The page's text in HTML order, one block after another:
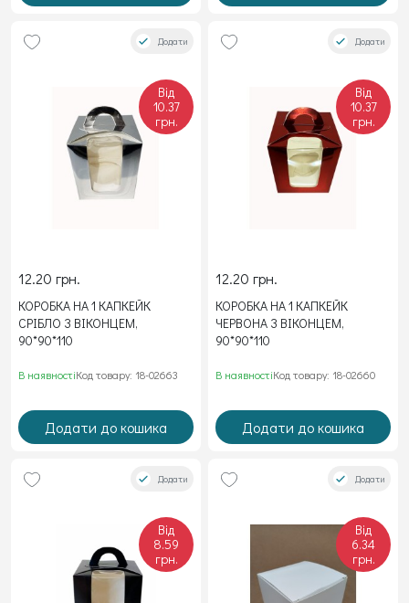
Додати
Від
10.37
грн.
12.20 грн.
КОРОБКА НА 1 КАПКЕЙК
СРІБЛО З ВІКОНЦЕМ,
90*90*110
В наявностіКод товару: 18-02663
Додати до кошика
Додати
Від
10.37
грн.
12.20 грн.
КОРОБКА НА 1 КАПКЕЙК
ЧЕРВОНА З ВІКОНЦЕМ,
90*90*110
В наявностіКод товару: 18-02660
Додати до кошика
Додати
Від
8.59
грн.
Додати
Від
6.34
грн.